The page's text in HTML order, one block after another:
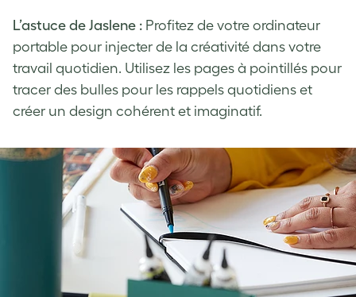
L’astuce de Jaslene : Profitez de votre ordinateur
portable pour injecter de la créativité dans votre
travail quotidien. Utilisez les pages à pointillés pour
tracer des bulles pour les rappels quotidiens et
créer un design cohérent et imaginatif.